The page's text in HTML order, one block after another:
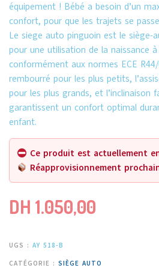
équipement ! Bébé a besoin d’un
confort, pour que les trajets se
Le siege auto pinguoin est le siège-
pour une utilisation de la naissance
conformément aux normes ECE
rembourré pour les plus petits,
pour les plus grands, et l’inclinaison
garantissent un confort optimal
enfant.
Ce produit est actuellement
Réapprovisionnement
DH 1.050,00
UGS : AY 518-B
CATÉGORIE : SIÈGE AUTO